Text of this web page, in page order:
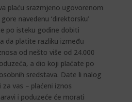
plaću srazmjeno ugovorenom
navedenu ‘direktorsku’
po isteku godine dobiti
da platite razliku između
od nešto više od 24.000
a dio koji plaćate po
sredstava. Date li nalog
vas – plaćeni iznos
i poduzeće će morati